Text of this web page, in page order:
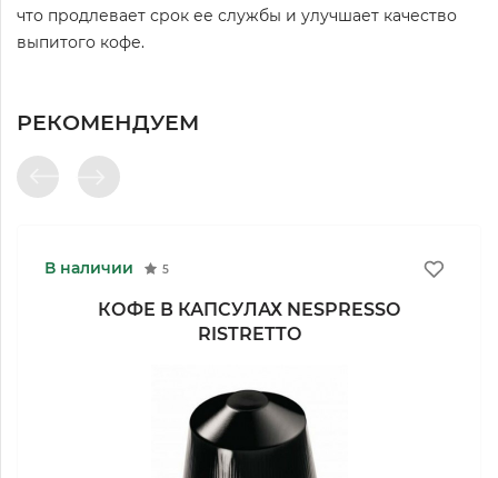
что продлевает срок ее службы и улучшает качество
выпитого кофе.
РЕКОМЕНДУЕМ
В наличии 5
КОФЕ В КАПСУЛАХ NESPRESSO
RISTRETTO